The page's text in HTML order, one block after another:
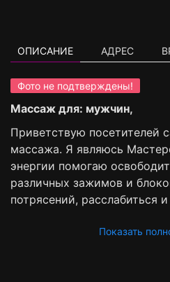
ОПИСАНИЕ АДРЕС
Фото не подтверждены!
Массаж для: мужчин,
Приветствую посетителей
массажа. Я являюсь
энергии помогаю
различных зажимов и
потрясений, расслабиться
Показать